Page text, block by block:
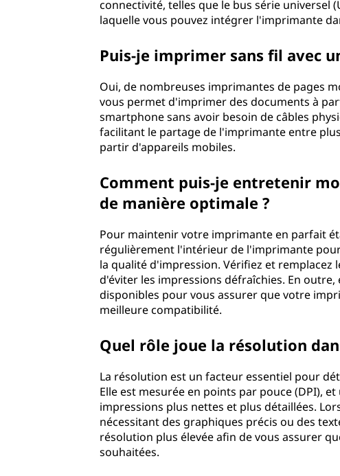
connectivité, telles que le bus série universel
laquelle vous pouvez intégrer l'imprimante
Puis-je imprimer sans fil avec
Oui, de nombreuses imprimantes de pages
vous permet d'imprimer des documents à
smartphone sans avoir besoin de câbles
facilitant le partage de l'imprimante entre
partir d'appareils mobiles.
Comment puis-je entretenir
de manière optimale ?
Pour maintenir votre imprimante en parfait
régulièrement l'intérieur de l'imprimante
la qualité d'impression. Vérifiez et remplacez
d'éviter les impressions défraîchies. En
disponibles pour vous assurer que votre
meilleure compatibilité.
Quel rôle joue la résolution
La résolution est un facteur essentiel pour
Elle est mesurée en points par pouce (DPI),
impressions plus nettes et plus détaillées.
nécessitant des graphiques précis ou des
résolution plus élevée afin de vous assurer
souhaitées.